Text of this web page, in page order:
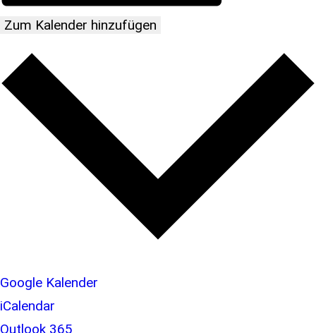
Zum Kalender hinzufügen
Google Kalender
iCalendar
Outlook 365